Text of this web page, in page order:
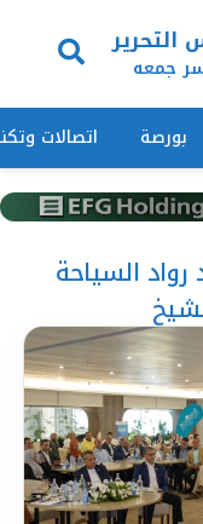
التحرير
جمعه
بورصة اتصالات
السياحة